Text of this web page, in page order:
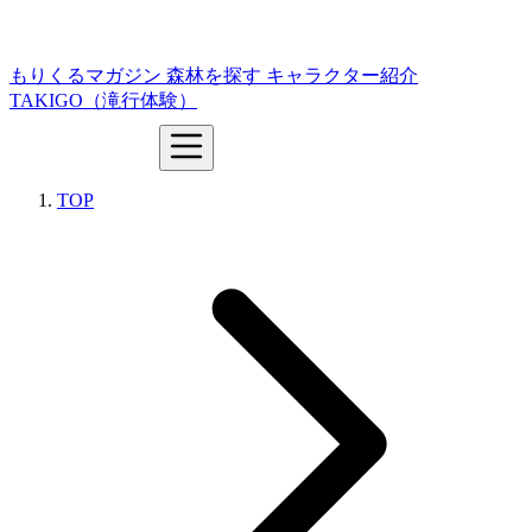
もりくるマガジン 森林を探す キャラクター紹介
TAKIGO（滝行体験）
TOP